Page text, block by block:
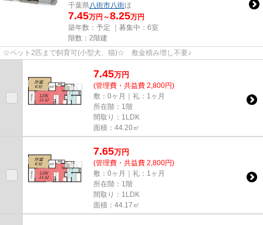
千葉県 八街市八街ほ
7.45万円～8.25万円
築年数：予定 ｜募集中： 6室
階数：2階建
☆ペット2匹まで飼育可(小型犬、猫)☆ 敷金積み増し不要♪
7.45万円
(管理費・共益費 2,800円)
敷：0ヶ月｜礼：1ヶ月
所在階：1階
間取り：1LDK
面積：44.20㎡
7.65万円
(管理費・共益費 2,800円)
敷：0ヶ月｜礼：1ヶ月
所在階：1階
間取り：1LDK
面積：44.17㎡